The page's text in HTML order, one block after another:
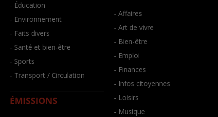
- Éducation
- Environnement
- Faits divers
- Santé et bien-être
- Sports
- Transport / Circulation
ÉMISSIONS
- Affaires
- Art de vivre
- Bien-être
- Emploi
- Finances
- Infos citoyennes
- Loisirs
- Musique